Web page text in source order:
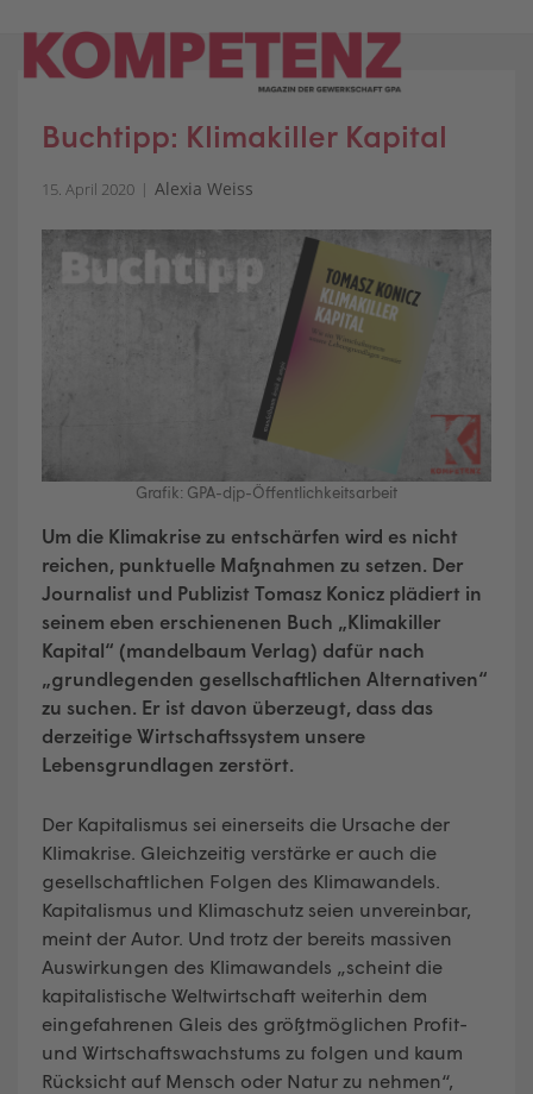
content
Buchtipp: Klimakiller Kapital
15. April 2020 Alexia Weiss
Grafik: GPA-djp-Öffentlichkeitsarbeit
Um die Klimakrise zu entschärfen wird es nicht
reichen, punktuelle Maßnahmen zu setzen. Der
Journalist und Publizist Tomasz Konicz plädiert in
seinem eben erschienenen Buch „Klimakiller
Kapital“ (mandelbaum Verlag) dafür nach
„grundlegenden gesellschaftlichen Alternativen“
zu suchen. Er ist davon überzeugt, dass das
derzeitige Wirtschaftssystem unsere
Lebensgrundlagen zerstört.
Der Kapitalismus sei einerseits die Ursache der
Klimakrise. Gleichzeitig verstärke er auch die
gesellschaftlichen Folgen des Klimawandels.
Kapitalismus und Klimaschutz seien unvereinbar,
meint der Autor. Und trotz der bereits massiven
Auswirkungen des Klimawandels „scheint die
kapitalistische Weltwirtschaft weiterhin dem
eingefahrenen Gleis des größtmöglichen Profit-
und Wirtschaftswachstums zu folgen und kaum
Rücksicht auf Mensch oder Natur zu nehmen“,